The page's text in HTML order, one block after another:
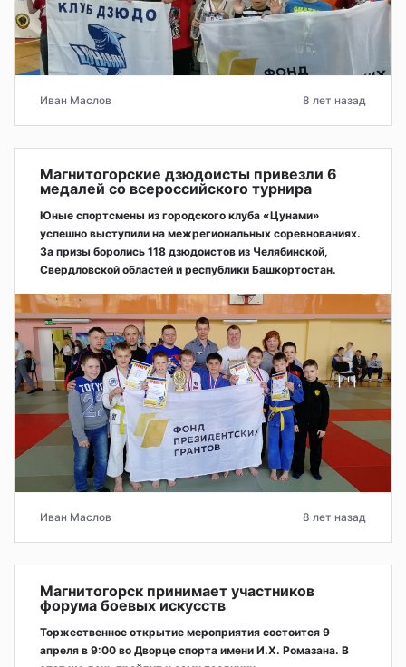
Иван Маслов 8 лет назад
Магнитогорские дзюдоисты привезли 6
медалей со всероссийского турнира
Юные спортсмены из городского клуба «Цунами»
успешно выступили на межрегиональных соревнованиях.
За призы боролись 118 дзюдоистов из Челябинской,
Свердловской областей и республики Башкортостан.
Иван Маслов 8 лет назад
Магнитогорск принимает участников
форума боевых искусств
Торжественное открытие мероприятия состоится 9
апреля в 9:00 во Дворце спорта имени И.Х. Ромазана. В